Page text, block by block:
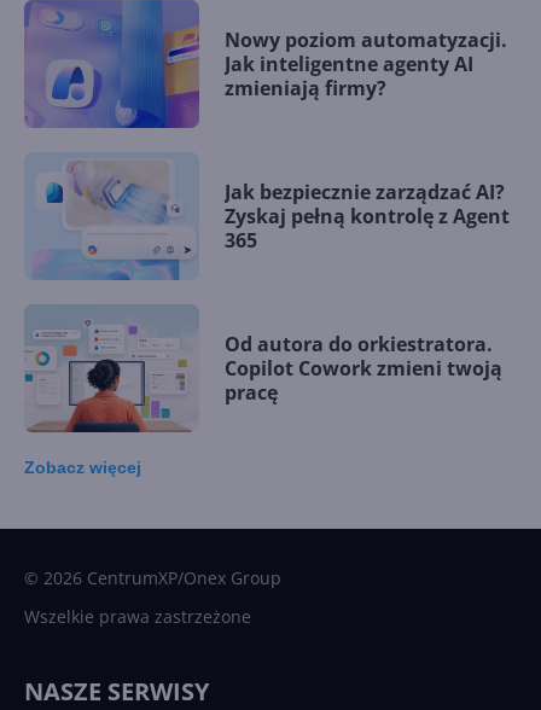
Nowy poziom automatyzacji.
Jak inteligentne agenty AI
zmieniają firmy?
Jak bezpiecznie zarządzać AI?
Zyskaj pełną kontrolę z Agent
365
Od autora do orkiestratora.
Copilot Cowork zmieni twoją
pracę
Zobacz więcej
© 2026 CentrumXP/Onex Group
Wszelkie prawa zastrzeżone
NASZE SERWISY